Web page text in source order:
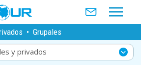
• Grupales
y privados